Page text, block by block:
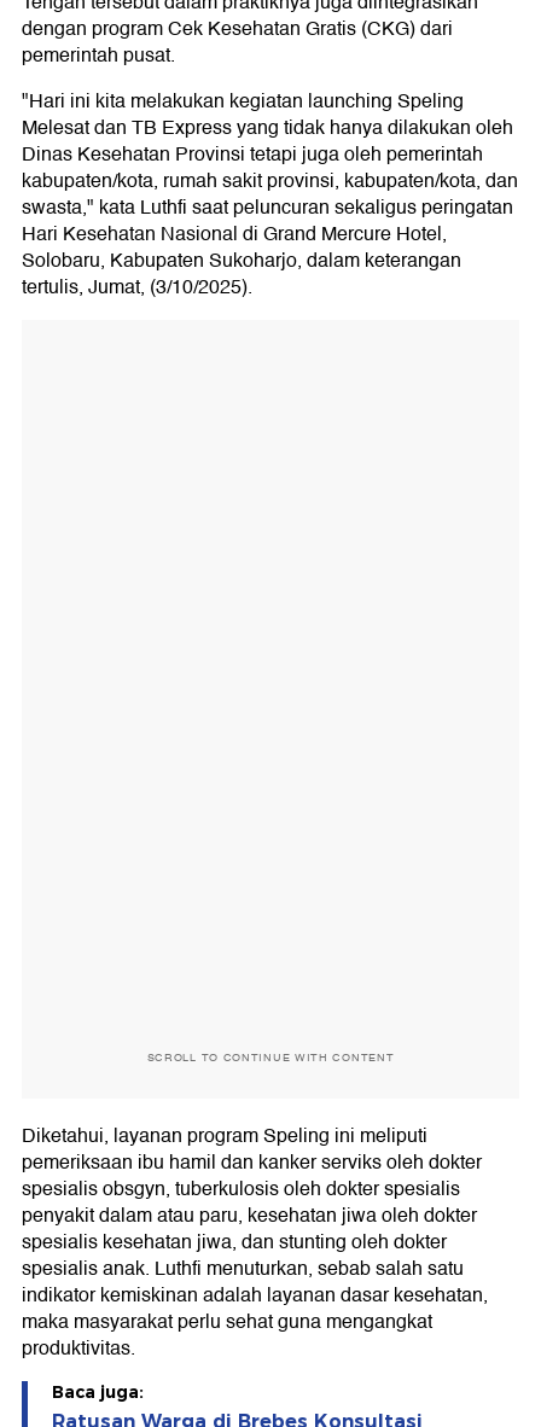
dengan program Cek Kesehatan Gratis (CKG) dari
pemerintah pusat.
"Hari ini kita melakukan kegiatan launching Speling
Melesat dan TB Express yang tidak hanya dilakukan oleh
Dinas Kesehatan Provinsi tetapi juga oleh pemerintah
kabupaten/kota, rumah sakit provinsi, kabupaten/kota, dan
swasta," kata Luthfi saat peluncuran sekaligus peringatan
Hari Kesehatan Nasional di Grand Mercure Hotel,
Solobaru, Kabupaten Sukoharjo, dalam keterangan
tertulis, Jumat, (3/10/2025).
SCROLL TO CONTINUE WITH CONTENT
Diketahui, layanan program Speling ini meliputi
pemeriksaan ibu hamil dan kanker serviks oleh dokter
spesialis obsgyn, tuberkulosis oleh dokter spesialis
penyakit dalam atau paru, kesehatan jiwa oleh dokter
spesialis kesehatan jiwa, dan stunting oleh dokter
spesialis anak. Luthfi menuturkan, sebab salah satu
indikator kemiskinan adalah layanan dasar kesehatan,
maka masyarakat perlu sehat guna mengangkat
produktivitas.
Baca juga:
Ratusan Warga di Brebes Konsultasi